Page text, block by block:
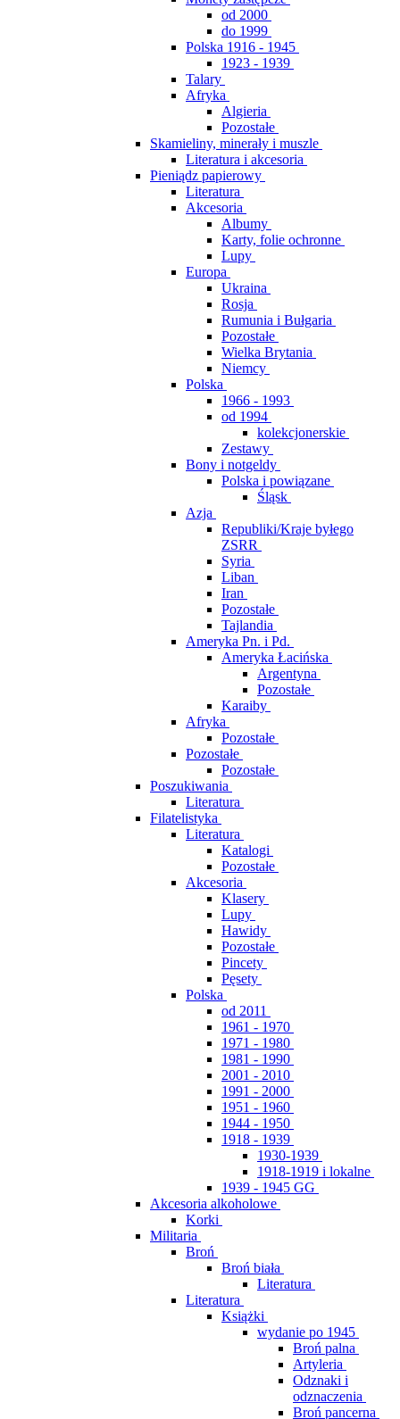
od 2000
do 1999
Polska 1916 - 1945
1923 - 1939
Talary
Afryka
Algieria
Pozostałe
Skamieliny, minerały i muszle
Literatura i akcesoria
Pieniądz papierowy
Literatura
Akcesoria
Albumy
Karty, folie ochronne
Lupy
Europa
Ukraina
Rosja
Rumunia i Bułgaria
Pozostałe
Wielka Brytania
Niemcy
Polska
1966 - 1993
od 1994
kolekcjonerskie
Zestawy
Bony i notgeldy
Polska i powiązane
Śląsk
Azja
Republiki/Kraje byłego
ZSRR
Syria
Liban
Iran
Pozostałe
Tajlandia
Ameryka Pn. i Pd.
Ameryka Łacińska
Argentyna
Pozostałe
Karaiby
Afryka
Pozostałe
Pozostałe
Pozostałe
Poszukiwania
Literatura
Filatelistyka
Literatura
Katalogi
Pozostałe
Akcesoria
Klasery
Lupy
Hawidy
Pozostałe
Pincety
Pęsety
Polska
od 2011
1961 - 1970
1971 - 1980
1981 - 1990
2001 - 2010
1991 - 2000
1951 - 1960
1944 - 1950
1918 - 1939
1930-1939
1918-1919 i lokalne
1939 - 1945 GG
Akcesoria alkoholowe
Korki
Militaria
Broń
Broń biała
Literatura
Literatura
Książki
wydanie po 1945
Broń palna
Artyleria
Odznaki i
odznaczenia
Broń pancerna